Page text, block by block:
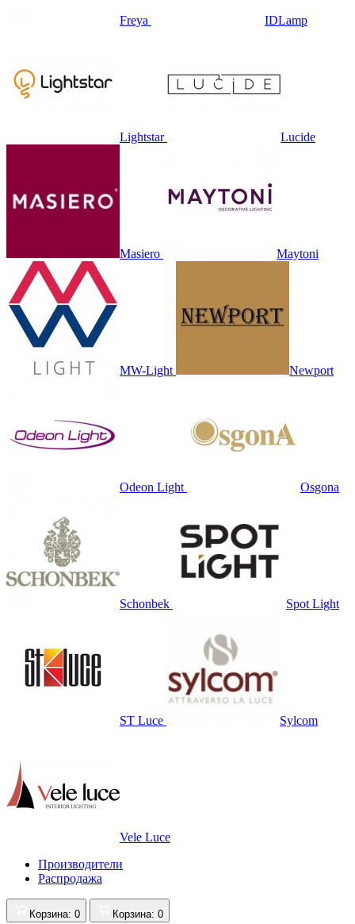
Freya IDLamp
Lightstar Lucide
Masiero Maytoni
MW-Light Newport
Odeon Light Osgona
Schonbek Spot Light
ST Luce Sylcom
Vele Luce
Производители
Распродажа
Корзина: 0 Корзина: 0